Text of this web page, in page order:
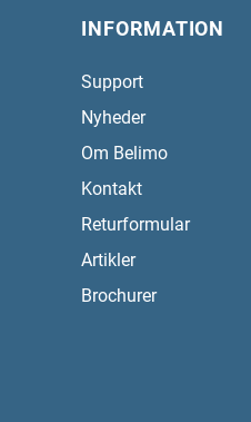
INFORMATION
Support
Nyheder
Om Belimo
Kontakt
Returformular
Artikler
Brochurer